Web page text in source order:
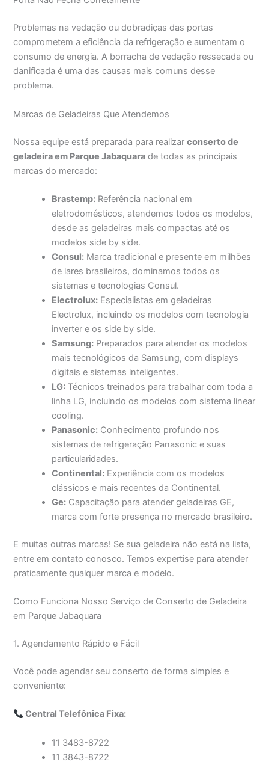
Problemas na vedação ou dobradiças das portas
comprometem a eficiência da refrigeração e aumentam o
consumo de energia. A borracha de vedação ressecada ou
danificada é uma das causas mais comuns desse
problema.
Marcas de Geladeiras Que Atendemos
Nossa equipe está preparada para realizarconserto de
geladeira em Parque Jabaquara de todas as principais
marcas do mercado:
Brastemp: Referência nacional em
eletrodomésticos, atendemos todos os modelos,
desde as geladeiras mais compactas até os
modelos side by side.
Consul: Marca tradicional e presente em milhões
de lares brasileiros, dominamos todos os
sistemas e tecnologias Consul.
Electrolux: Especialistas em geladeiras
Electrolux, incluindo os modelos com tecnologia
inverter e os side by side.
Samsung: Preparados para atender os modelos
mais tecnológicos da Samsung, com displays
digitais e sistemas inteligentes.
LG: Técnicos treinados para trabalhar com toda a
linha LG, incluindo os modelos com sistema linear
cooling.
Panasonic: Conhecimento profundo nos
sistemas de refrigeração Panasonic e suas
particularidades.
Continental: Experiência com os modelos
clássicos e mais recentes da Continental.
Ge: Capacitação para atender geladeiras GE,
marca com forte presença no mercado brasileiro.
E muitas outras marcas! Se sua geladeira não está na lista,
entre em contato conosco. Temos expertise para atender
praticamente qualquer marca e modelo.
Como Funciona Nosso Serviço de Conserto de Geladeira
em Parque Jabaquara
1. Agendamento Rápido e Fácil
Você pode agendar seu conserto de forma simples e
conveniente:
Central Telefônica Fixa:
11 3483-8722
11 3843-8722